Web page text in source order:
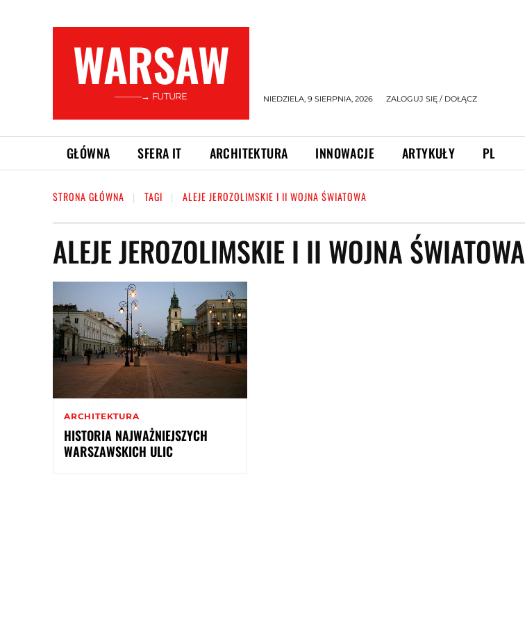
WARSAW
———→ FUTURE NIEDZIELA, 9 SIERPNIA, 2026 ZALOGUJ SIĘ / DOŁĄCZ
GŁÓWNA SFERA IT ARCHITEKTURA INNOWACJE ARTYKUŁY PL
STRONA GŁÓWNA TAGI ALEJE JEROZOLIMSKIE I II WOJNA ŚWIATOWA
ALEJE JEROZOLIMSKIE I II WOJNA ŚWIATOWA
ARCHITEKTURA
HISTORIA NAJWAŻNIEJSZYCH
WARSZAWSKICH ULIC